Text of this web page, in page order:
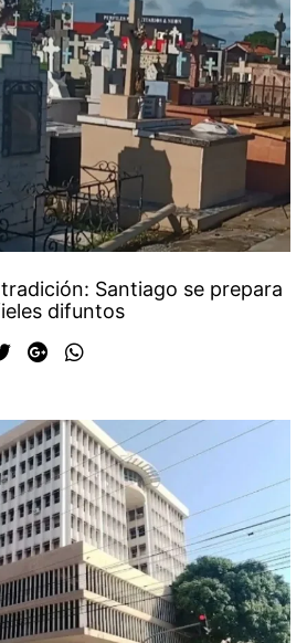
Santiago se prepara
difuntos